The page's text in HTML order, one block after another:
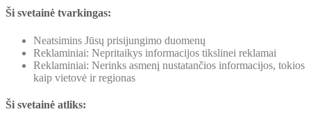
Ši svetainė tvarkingas:
Neatsimins Jūsų prisijungimo duomenų
Reklaminiai: Nepritaikys informacijos tikslinei reklamai
Reklaminiai: Nerinks asmenį nustatančios informacijos, tokios
kaip vietovė ir regionas
Ši svetainė atliks: